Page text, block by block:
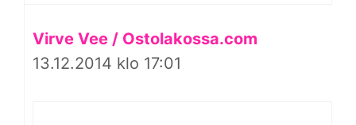
Virve Vee / Ostolakossa.com
13.12.2014 klo 17:01